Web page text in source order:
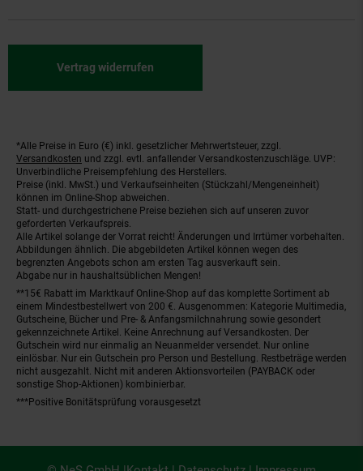
Vertrag widerrufen
Fußnoten
*Alle Preise in Euro (€) inkl. gesetzlicher Mehrwertsteuer, zzgl.
Versandkosten und zzgl. evtl. anfallender Versandkostenzuschläge. UVP:
Unverbindliche Preisempfehlung des Herstellers.
Preise (inkl. MwSt.) und Verkaufseinheiten (Stückzahl/Mengeneinheit)
können im Online-Shop abweichen.
Statt- und durchgestrichene Preise beziehen sich auf unseren zuvor
geforderten Verkaufspreis.
Alle Artikel solange der Vorrat reicht! Änderungen und Irrtümer vorbehalten.
Abbildungen ähnlich. Die abgebildeten Artikel können wegen des
begrenzten Angebots schon am ersten Tag ausverkauft sein.
Abgabe nur in haushaltsüblichen Mengen!
**15€ Rabatt im Marktkauf Online-Shop auf das komplette Sortiment ab
einem Mindestbestellwert von 200 €. Ausgenommen: Kategorie Multimedia,
Gutscheine, Bücher und Pre- & Anfangsmilchnahrung sowie gesondert
gekennzeichnete Artikel. Keine Anrechnung auf Versandkosten. Der
Gutschein wird nur einmalig an Neuanmelder versendet. Nur online
einlösbar. Nur ein Gutschein pro Person und Bestellung. Restbeträge werden
nicht ausgezahlt. Nicht mit anderen Aktionsvorteilen (PAYBACK oder
sonstige Shop-Aktionen) kombinierbar.
***Positive Bonitätsprüfung vorausgesetzt